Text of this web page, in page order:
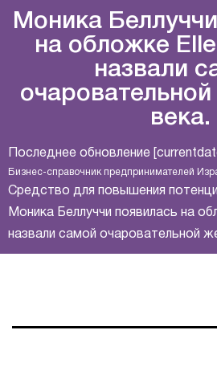
Моника
на обложке
назвали
века.
Последнее обновление
Бизнес-справочник предпринимателей
Средство для повышения
Моника Беллуччи появилась на
назвали самой очаровательной